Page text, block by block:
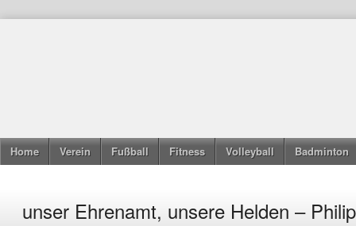
Home Verein Fußball Fitness Volleyball Badminton
unser Ehrenamt, unsere Helden –